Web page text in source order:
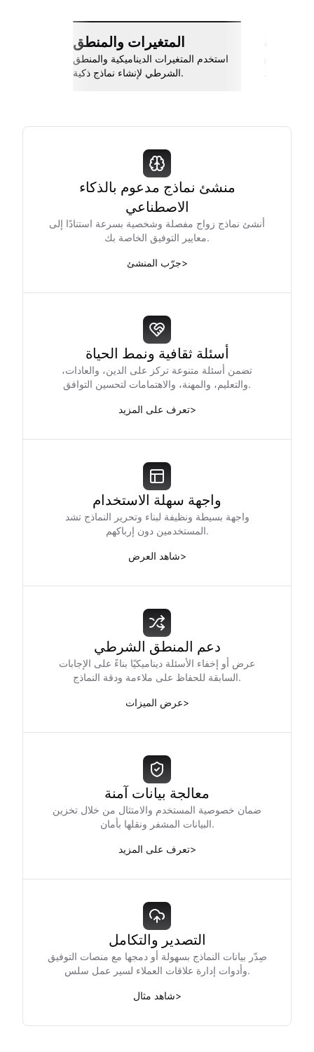
المتغيرات والمنطق
استخدم المتغيرات الديناميكية والمنطق
الشرطي لإنشاء نماذج ذكية.
منشئ نماذج مدعوم بالذكاء
الاصطناعي
أنشئ نماذج زواج مفصلة وشخصية بسرعة استنادًا إلى
معايير التوفيق الخاصة بك.
جرّب المنشئ>
أسئلة ثقافية ونمط الحياة
تضمن أسئلة متنوعة تركز على الدين، والعادات،
والتعليم، والمهنة، والاهتمامات لتحسين التوافق.
تعرف على المزيد>
واجهة سهلة الاستخدام
واجهة بسيطة ونظيفة لبناء وتحرير النماذج تشد
المستخدمين دون إرباكهم.
شاهد العرض>
دعم المنطق الشرطي
عرض أو إخفاء الأسئلة ديناميكيًا بناءً على الإجابات
السابقة للحفاظ على ملاءمة ودقة النماذج.
عرض الميزات>
معالجة بيانات آمنة
ضمان خصوصية المستخدم والامتثال من خلال تخزين
البيانات المشفر ونقلها بأمان.
تعرف على المزيد>
التصدير والتكامل
صِدّر بيانات النماذج بسهولة أو دمجها مع منصات التوفيق
وأدوات إدارة علاقات العملاء لسير عمل سلس.
شاهد مثال>